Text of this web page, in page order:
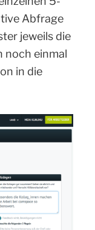
Abfrage
jeweils die
noch einmal
in die